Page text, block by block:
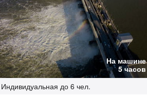
На машине
5 часов
Индивидуальная до 6 чел.